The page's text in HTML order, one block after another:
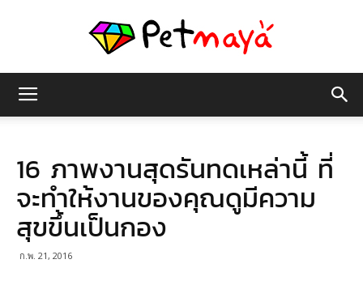
มายา
16 ภาพงานสุดรันทดเหล่านี้ ที่
จะทำให้งานของคุณดูมีความ
สุขขึ้นเป็นกอง
ก.พ. 21, 2016